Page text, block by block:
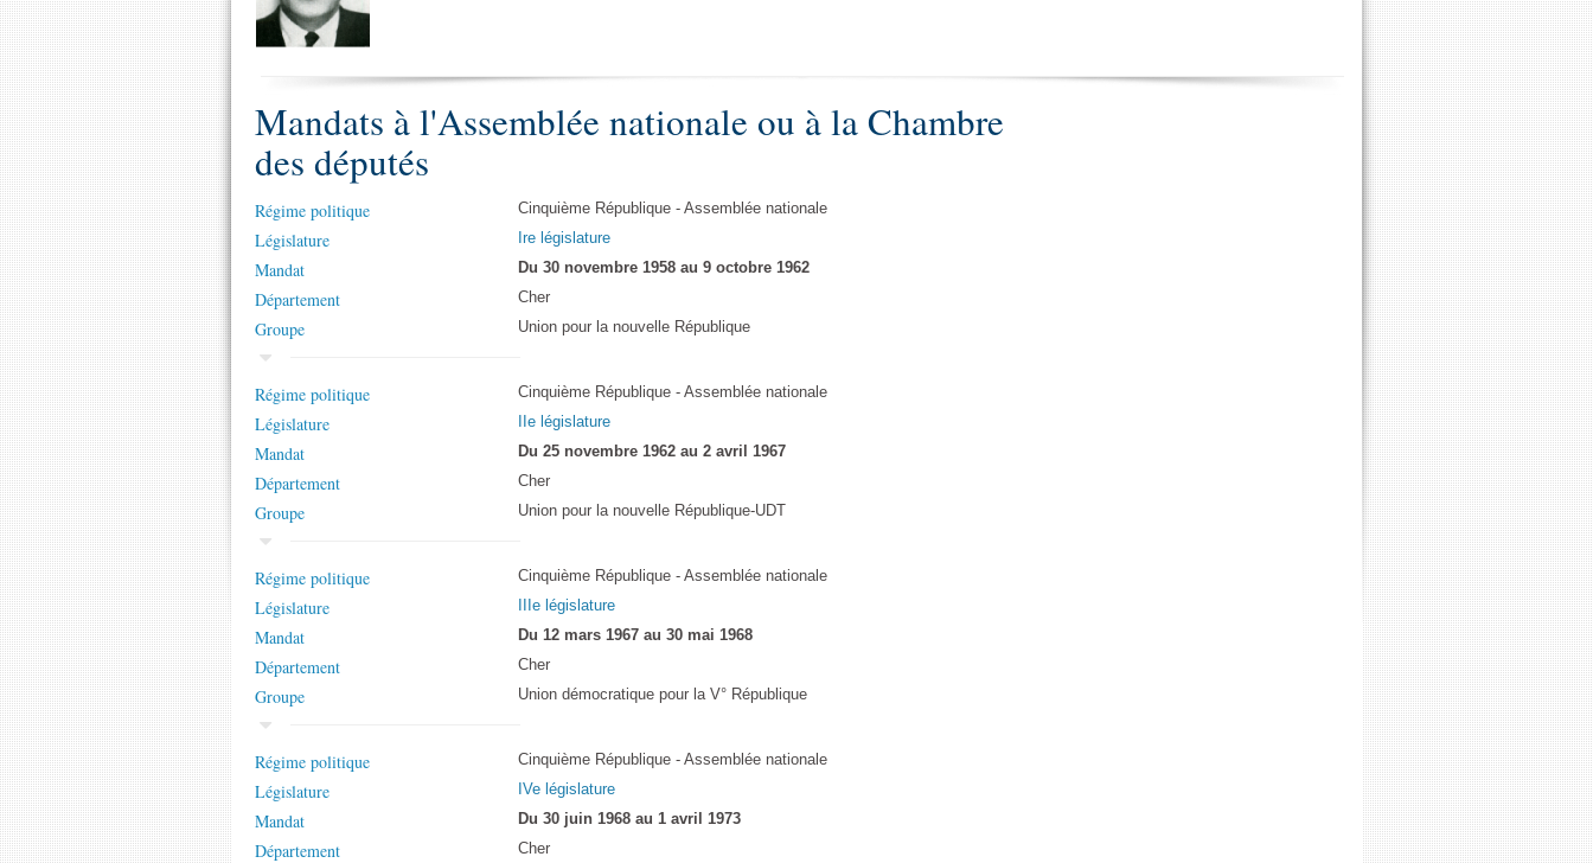
Mandats à l'Assemblée nationale ou à la Chambre
des députés
Régime politique Cinquième République - Assemblée nationale
Législature Ire législature
Mandat Du 30 novembre 1958 au 9 octobre 1962
Département Cher
Groupe Union pour la nouvelle République
Régime politique Cinquième République - Assemblée nationale
Législature IIe législature
Mandat Du 25 novembre 1962 au 2 avril 1967
Département Cher
Groupe Union pour la nouvelle République-UDT
Régime politique Cinquième République - Assemblée nationale
Législature IIIe législature
Mandat Du 12 mars 1967 au 30 mai 1968
Département Cher
Groupe Union démocratique pour la V° République
Régime politique Cinquième République - Assemblée nationale
Législature IVe législature
Mandat Du 30 juin 1968 au 1 avril 1973
Département Cher